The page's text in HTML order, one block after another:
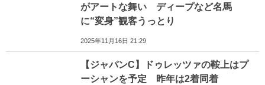
がアートな舞い ディープなど名馬
に“変身”観客うっとり
2025年11月16日 21:29
【ジャパンC】ドゥレッツァの鞍上はプ
ーシャンを予定 昨年は2着同着